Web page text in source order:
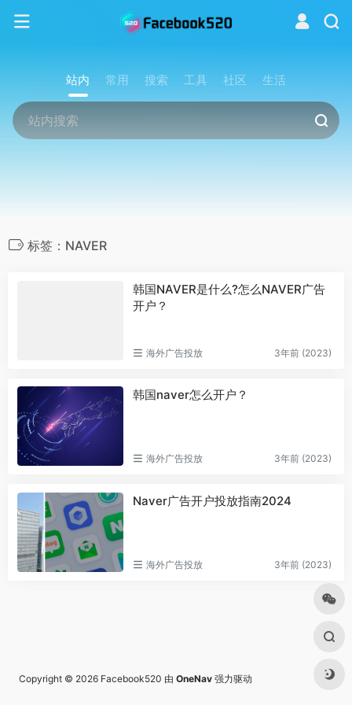
站内 常用 搜索 工具 社区 生活
标签：NAVER
韩国NAVER是什么?怎么NAVER广告
开户？
海外广告投放 3年前 (2023)
韩国naver怎么开户？
海外广告投放 3年前 (2023)
Naver广告开户投放指南2024
海外广告投放 3年前 (2023)
Copyright © 2026 Facebook520 由 OneNav 强力驱动